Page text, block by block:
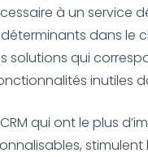
à un service
dans le
solutions qui
inutiles
qui ont le plus